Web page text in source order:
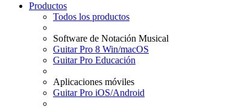
Productos
Todos los productos
Software de Notación Musical
Guitar Pro 8 Win/macOS
Guitar Pro Educación
Aplicaciones móviles
Guitar Pro iOS/Android